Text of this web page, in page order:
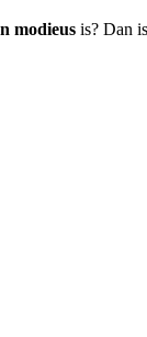
modieus is? Dan